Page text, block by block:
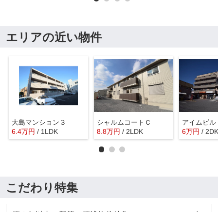
エリアの近い物件
大島マンション３
6.4万円 / 1LDK
シャルムコートＣ
8.8万円 / 2LDK
アイムビル
6万円 / 2DK
こだわり特集